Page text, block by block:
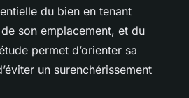
du bien en tenant
son emplacement, et du
permet d’orienter sa
un surenchérissement